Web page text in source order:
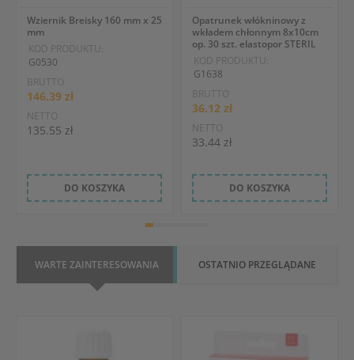
Wziernik Breisky 160 mm x 25
mm
KOD PRODUKTU:
G0530
BRUTTO
146.39 zł
NETTO
135.55 zł
DO KOSZYKA
Opatrunek włókninowy z
wkładem chłonnym 8x10cm
op. 30 szt. elastopor STERIL
KOD PRODUKTU:
G1638
BRUTTO
36.12 zł
NETTO
33.44 zł
DO KOSZYKA
WARTE ZAINTERESOWANIA OSTATNIO PRZEGLĄDANE